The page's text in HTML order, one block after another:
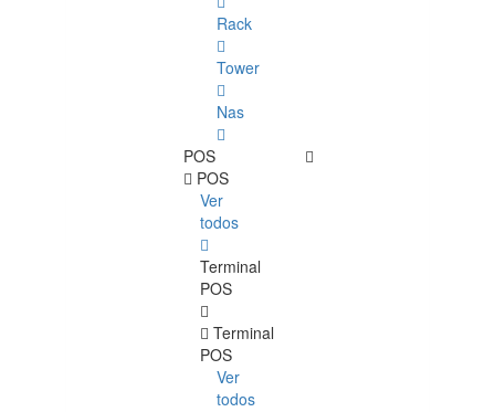
Rack
Tower
Nas
POS
POS
Ver
todos
Terminal
POS
Terminal
POS
Ver
todos